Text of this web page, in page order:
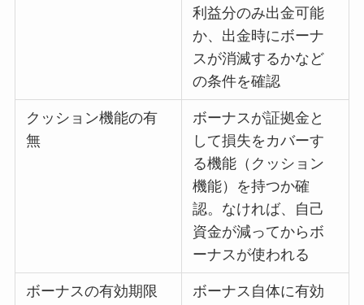
利益分のみ出金可能
か、出金時にボーナ
スが消滅するかなど
の条件を確認
クッション機能の有
無
ボーナスが証拠金と
して損失をカバーす
る機能（クッション
機能）を持つか確
認。なければ、自己
資金が減ってからボ
ーナスが使われる
ボーナスの有効期限
ボーナス自体に有効